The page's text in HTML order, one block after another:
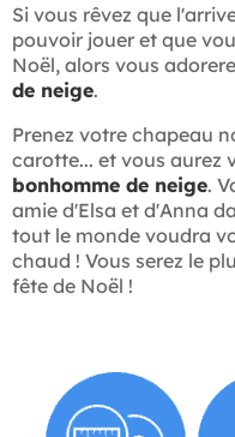
Si vous rêvez que
pouvoir jouer et que
Noël, alors vous
de neige.
Prenez votre chapeau
carotte... et vous aurez
bonhomme de neige.
amie d'Elsa et d'Anna
tout le monde voudra
chaud ! Vous serez le
fête de Noël !